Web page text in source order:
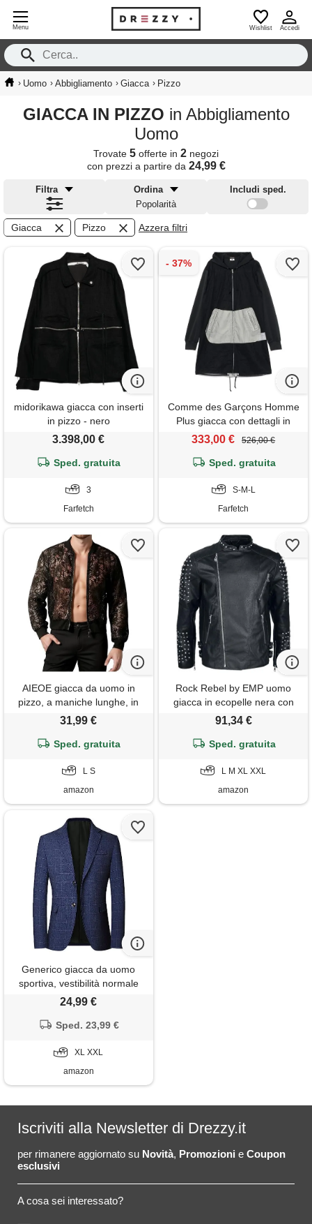
Menu Wishlist Accedi
› Uomo › Abbigliamento › Giacca › Pizzo
GIACCA IN PIZZO in Abbigliamento
Uomo
Trovate 5 offerte in 2 negozi
con prezzi a partire da 24,99 €
Filtra
Ordina
Popolarità
Includi sped.
Giacca Pizzo Azzera filtri
midorikawa giacca con inserti
in pizzo - nero
3.398,00 €
Sped. gratuita
3
Farfetch
Comme des Garçons Homme
Plus giacca con dettagli in
pizzo - nero
333,00 € 526,00 €
Sped. gratuita
S-M-L
Farfetch
AIEOE giacca da uomo in
pizzo, a maniche lunghe, in
rete, per feste, discoteca, per
31,99 €
Sped. gratuita
L S
amazon
Rock Rebel by EMP uomo
giacca in ecopelle nera con
borchie in pizzo xl
91,34 €
Sped. gratuita
L M XL XXL
amazon
Generico giacca da uomo
sportiva, vestibilità normale
blazer, stile moderno, per
24,99 €
Sped. 23,99 €
XL XXL
amazon
Iscriviti alla Newsletter di Drezzy.it
per rimanere aggiornato su Novità, Promozioni e Coupon
esclusivi
A cosa sei interessato?